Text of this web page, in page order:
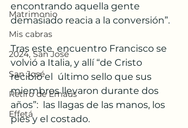
Matrimonio
Mis cabras
2024, San José
San José
Retiro de Emaús
Effetá
encontrando aquella gente
demasiado reacia a la conversión”.
Tras este  encuentro Francisco se
volvió a Italia, y allí “de Cristo
recibió el  último sello que sus
miembros llevaron durante dos
años”:  las llagas de las manos, los
pies y el costado.